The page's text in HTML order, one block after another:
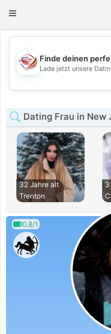
Toggle
💖
Finde deinen
Lade jetzt unsere
Dating Frau in New
32 Jahre alt
Trenton
0.8/1